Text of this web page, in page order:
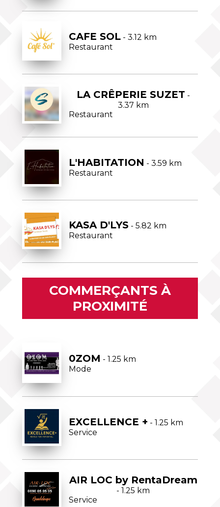
CAFE SOL- 3.12 km
Restaurant
LA CRÊPERIE SUZET -
3.37 km
Restaurant
L'HABITATION - 3.59 km
Restaurant
KASA D'LYS- 5.82 km
Restaurant
COMMERÇANTS À
PROXIMITÉ
0ZOM - 1.25 km
Mode
EXCELLENCE + - 1.25 km
Service
AIR LOC by RentaDream
- 1.25 km
Service